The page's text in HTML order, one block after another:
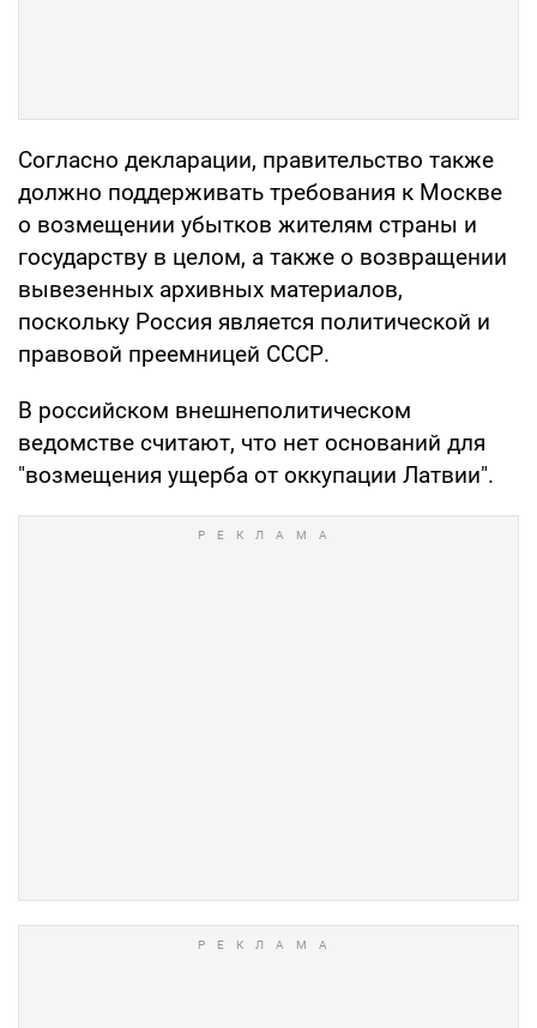
Согласно декларации, правительство также
должно поддерживать требования к Москве
о возмещении убытков жителям страны и
государству в целом, а также о возвращении
вывезенных архивных материалов,
поскольку Россия является политической и
правовой преемницей СССР.
В российском внешнеполитическом
ведомстве считают, что нет оснований для
"возмещения ущерба от оккупации Латвии".